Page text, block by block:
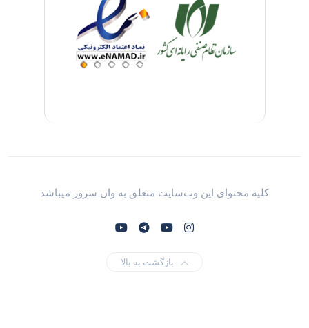
کلیه محتوای این وب‌سایت متعلق به وان سرور میباشد
بازگشت به بالا